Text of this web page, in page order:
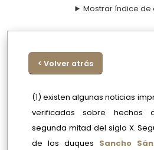
Mostrar índice de
< Volver atrás
(1) existen algunas noticias
verificadas sobre hechos
segunda mitad del siglo X.
de los duques Sancho